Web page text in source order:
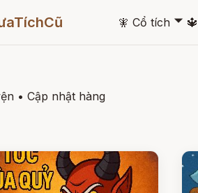
🧚 Cổ tích 🞃 🔱
• Cập nhật hàng